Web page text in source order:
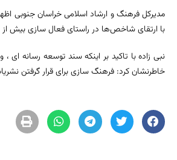
مدیرکل فرهنگ و ارشاد اسلامی خراسان جنوبی
با ارتقای شاخص‌ها در راستای فعال‌ سازی بیش
نبی زاده با تاکید بر اینکه سند توسعه رسانه
خاطرنشان کرد: فرهنگ سازی برای قرار گرفتن